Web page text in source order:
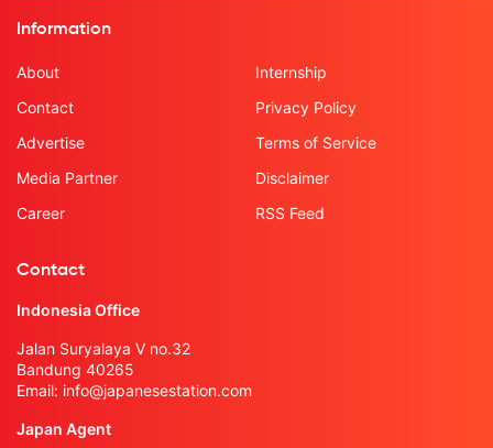
Information
About
Contact
Advertise
Media Partner
Career
Internship
Privacy Policy
Terms of Service
Disclaimer
RSS Feed
Contact
Indonesia Office
Jalan Suryalaya V no.32
Bandung 40265
Email: info@japanesestation.com
Japan Agent